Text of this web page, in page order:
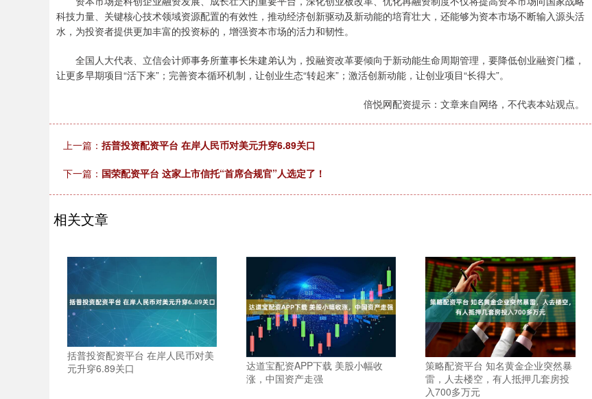
科技力量、关键核心技术领域资源配置的有效性，推动经济创新驱动及新动能的培育壮大，还能够为资本市场不断输入源头活
水，为投资者提供更加丰富的投资标的，增强资本市场的活力和韧性。
全国人大代表、立信会计师事务所董事长朱建弟认为，投融资改革要倾向于新动能生命周期管理，要降低创业融资门槛，
让更多早期项目“活下来”；完善资本循环机制，让创业生态“转起来”；激活创新动能，让创业项目“长得大”。
倍悦网配资提示：文章来自网络，不代表本站观点。
上一篇： 括普投资配资平台 在岸人民币对美元升穿6.89关口
下一篇： 国荣配资平台 这家上市信托“首席合规官”人选定了！
相关文章
括普投资配资平台 在岸人民币对美
元升穿6.89关口
达道宝配资APP下载 美股小幅收
涨，中国资产走强
策略配资平台 知名黄金企业突然暴
雷，人去楼空，有人抵押几套房投
入700多万元